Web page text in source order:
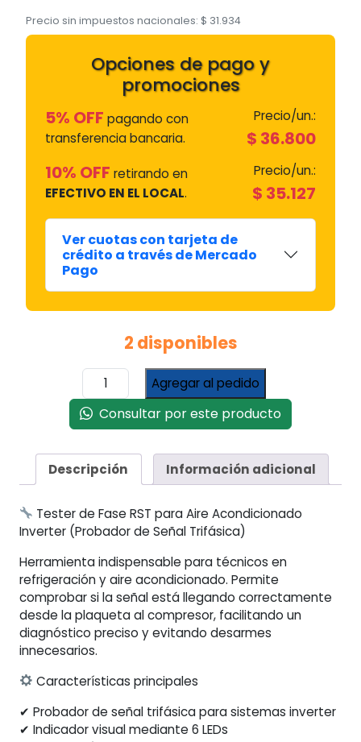
Precio sin impuestos nacionales: $ 31.934
Opciones de pago y
promociones
5% OFF pagando con
transferencia bancaria.
Precio/un.:
$ 36.800
10% OFF retirando en
EFECTIVO EN EL LOCAL.
Precio/un.:
$ 35.127
Ver cuotas con tarjeta de
crédito a través de Mercado
Pago
2 disponibles
Probador
Plaquetas
Aire
Acondicionado
cantidad
Agregar al pedido
Consultar por este producto
Descripción Información adicional
Tester de Fase RST para Aire Acondicionado
Inverter (Probador de Señal Trifásica)
Herramienta indispensable para técnicos en
refrigeración y aire acondicionado. Permite
comprobar si la señal está llegando correctamente
desde la plaqueta al compresor, facilitando un
diagnóstico preciso y evitando desarmes
innecesarios.
Características principales
✔ Probador de señal trifásica para sistemas inverter
✔ Indicador visual mediante 6 LEDs